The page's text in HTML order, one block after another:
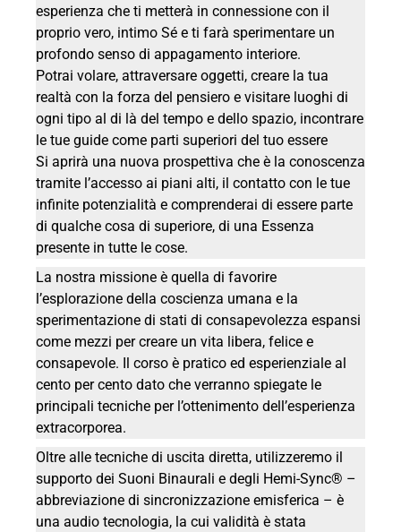
esperienza che ti metterà in connessione con il
proprio vero, intimo Sé e ti farà sperimentare un
profondo senso di appagamento interiore.
Potrai volare, attraversare oggetti, creare la tua
realtà con la forza del pensiero e visitare luoghi di
ogni tipo al di là del tempo e dello spazio, incontrare
le tue guide come parti superiori del tuo essere
Si aprirà una nuova prospettiva che è la conoscenza
tramite l’accesso ai piani alti, il contatto con le tue
infinite potenzialità e comprenderai di essere parte
di qualche cosa di superiore, di una Essenza
presente in tutte le cose.
La nostra missione è quella di favorire
l’esplorazione della coscienza umana e la
sperimentazione di stati di consapevolezza espansi
come mezzi per creare un vita libera, felice e
consapevole. Il corso è pratico ed esperienziale al
cento per cento dato che verranno spiegate le
principali tecniche per l’ottenimento dell’esperienza
extracorporea.
Oltre alle tecniche di uscita diretta, utilizzeremo il
supporto dei Suoni Binaurali e degli Hemi-Sync® –
abbreviazione di sincronizzazione emisferica – è
una audio tecnologia, la cui validità è stata